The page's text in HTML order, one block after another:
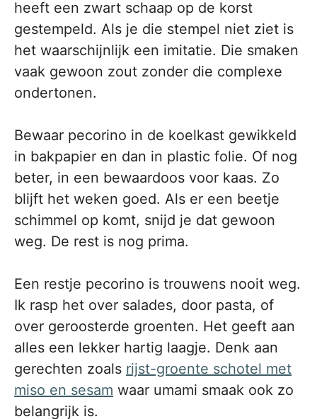
heeft een zwart schaap op de korst
gestempeld. Als je die stempel niet ziet is
het waarschijnlijk een imitatie. Die smaken
vaak gewoon zout zonder die complexe
ondertonen.
Bewaar pecorino in de koelkast gewikkeld
in bakpapier en dan in plastic folie. Of nog
beter, in een bewaardoos voor kaas. Zo
blijft het weken goed. Als er een beetje
schimmel op komt, snijd je dat gewoon
weg. De rest is nog prima.
Een restje pecorino is trouwens nooit weg.
Ik rasp het over salades, door pasta, of
over geroosterde groenten. Het geeft aan
alles een lekker hartig laagje. Denk aan
gerechten zoals rijst-groente schotel met
miso en sesam waar umami smaak ook zo
belangrijk is.